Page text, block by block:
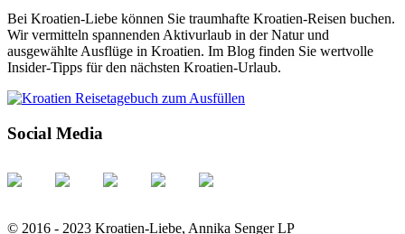
Bei Kroatien-Liebe können Sie traumhafte Kroatien-Reisen buchen.
Wir vermitteln spannenden Aktivurlaub in der Natur und
ausgewählte Ausflüge in Kroatien. Im Blog finden Sie wertvolle
Insider-Tipps für den nächsten Kroatien-Urlaub.
Social Media
© 2016 - 2023 Kroatien-Liebe, Annika Senger LP